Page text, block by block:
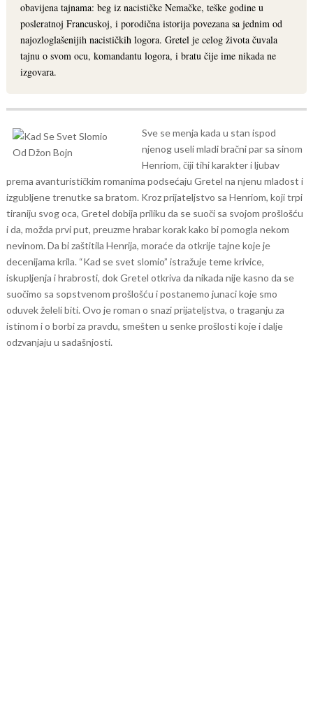
obavijena tajnama: beg iz nacističke Nemačke, teške godine u
posleratnoj Francuskoj, i porodična istorija povezana sa jednim od
najozloglašenijih nacističkih logora. Gretel je celog života čuvala
tajnu o svom ocu, komandantu logora, i bratu čije ime nikada ne
izgovara.
Sve se menja kada u stan ispod
njenog useli mladi bračni par sa sinom
Henriom, čiji tihi karakter i ljubav
prema avanturističkim romanima podsećaju Gretel na njenu mladost i
izgubljene trenutke sa bratom. Kroz prijateljstvo sa Henriom, koji trpi
tiraniju svog oca, Gretel dobija priliku da se suoči sa svojom prošlošću
i da, možda prvi put, preuzme hrabar korak kako bi pomogla nekom
nevinom. Da bi zaštitila Henrija, moraće da otkrije tajne koje je
decenijama krila. “Kad se svet slomio” istražuje teme krivice,
iskupljenja i hrabrosti, dok Gretel otkriva da nikada nije kasno da se
suočimo sa sopstvenom prošlošću i postanemo junaci koje smo
oduvek želeli biti. Ovo je roman o snazi prijateljstva, o traganju za
istinom i o borbi za pravdu, smešten u senke prošlosti koje i dalje
odzvanjaju u sadašnjosti.